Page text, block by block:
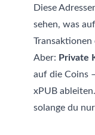
Diese
sehen, was
Aber: Private
auf die Coins
xPUB
solange du